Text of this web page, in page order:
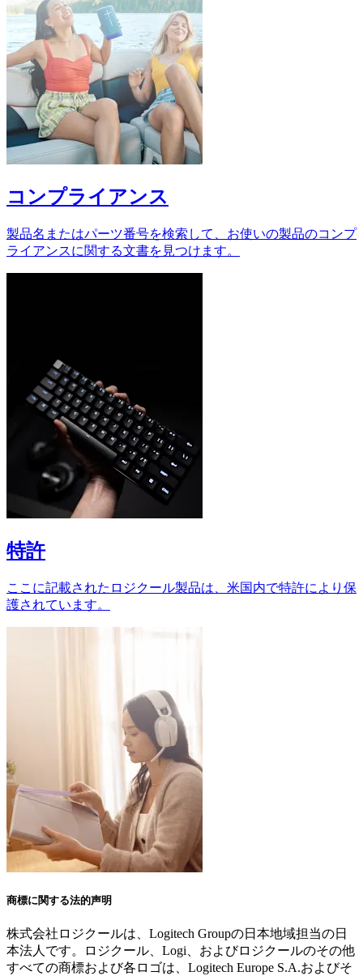
コンプライアンス
製品名またはパーツ番号を検索して、お使いの製品のコンプ
ライアンスに関する文書を見つけます。
特許
ここに記載されたロジクール製品は、米国内で特許により保
護されています。
商標に関する法的声明
株式会社ロジクールは、Logitech Groupの日本地域担当の日
本法人です。ロジクール、Logi、およびロジクールのその他
すべての商標および各ロゴは、Logitech Europe S.A.およびそ